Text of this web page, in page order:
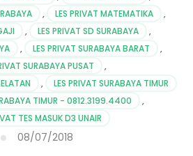
, LES PRIVAT MATEMATIKA
,
, LES PRIVAT SD SURABAYA
,
, LES PRIVAT SURABAYA BARAT
,
SURABAYA PUSAT
,
,
LES PRIVAT SURABAYA TIMUR
TIMUR - 0812.3199.4400
,
TES MASUK D3 UNAIR
08/07/2018